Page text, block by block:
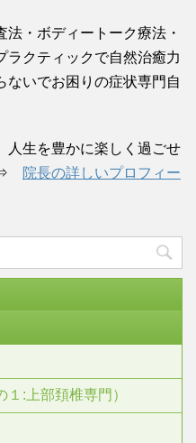
・ボディートーク療法・
ラクティックで自然治癒力
ないでお困りの症状専門自
人生を豊かに楽しく過ごせ
⇒
院長の詳しいプロフィー
:上部頚椎専門）